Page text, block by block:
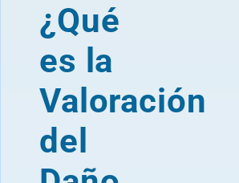
¿Qué
es la
Valoración
del